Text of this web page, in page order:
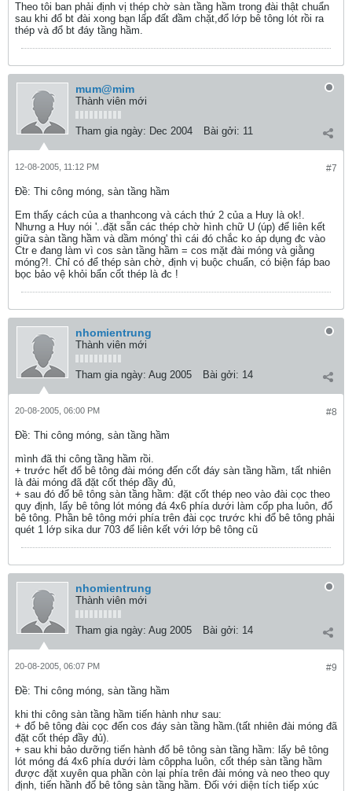
Theo tôi ban phải định vị thép chờ sàn tầng hầm trong đài thật chuẩn
sau khi đổ bt đài xong bạn lấp đất đầm chặt,đổ lớp bê tông lót rồi ra
thép và đổ bt đáy tầng hầm.
mum@mim
Thành viên mới
Tham gia ngày: Dec 2004 Bài gởi: 11
#7
12-08-2005, 11:12 PM
Ðề: Thi công móng, sàn tầng hầm
Em thấy cách của a thanhcong và cách thứ 2 của a Huy là ok!.
Nhưng a Huy nói '..đặt sẵn các thép chờ hình chữ U (úp) để liên kết
giữa sàn tầng hầm và dầm móng' thì cái đó chắc ko áp dụng đc vào
Ctr e đang làm vì cos sàn tầng hầm = cos mặt đài móng và giằng
móng?!. Chỉ có để thép sàn chờ, định vị buộc chuẩn, có biện fáp bao
bọc bảo vệ khỏi bẩn cốt thép là đc !
nhomientrung
Thành viên mới
Tham gia ngày: Aug 2005 Bài gởi: 14
#8
20-08-2005, 06:00 PM
Ðề: Thi công móng, sàn tầng hầm
mình đã thi công tầng hầm rồi.
+ trước hết đổ bê tông đài móng đến cốt đáy sàn tầng hầm, tất nhiên
là đài móng đã đặt cốt thép đầy đủ,
+ sau đó đổ bê tông sàn tầng hầm: đặt cốt thép neo vào đài cọc theo
quy định, lấy bê tông lót móng đá 4x6 phía dưới làm cốp pha luôn, đổ
bê tông. Phần bê tông mới phía trên đài cọc trước khi đổ bê tông phải
quét 1 lớp sika dur 703 để liên kết với lớp bê tông cũ
nhomientrung
Thành viên mới
Tham gia ngày: Aug 2005 Bài gởi: 14
#9
20-08-2005, 06:07 PM
Ðề: Thi công móng, sàn tầng hầm
khi thi công sàn tầng hầm tiến hành như sau:
+ đổ bê tông đài cọc đến cos đáy sàn tầng hầm.(tất nhiên đài móng đã
đặt cốt thép đầy đủ).
+ sau khi bảo dưỡng tiến hành đổ bê tông sàn tầng hầm: lấy bê tông
lót móng đá 4x6 phía dưới làm côppha luôn, cốt thép sàn tầng hầm
được đặt xuyên qua phần còn lại phía trên đài móng và neo theo quy
định, tiến hầnh đổ bê tông sàn tầng hầm. Đối với diện tích tiếp xúc